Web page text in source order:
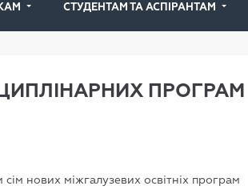
СТУДЕНТАМ ТА АСПІРАНТАМ
ПРОГРАМ
нових міжгалузевих освітніх програм